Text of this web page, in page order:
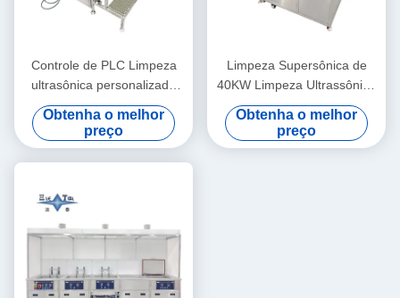
Controle de PLC Limpeza
ultrasônica personalizada
Limpeza supersônica
manual 40KW
Obtenha o melhor
preço
Limpeza Supersônica de
40KW Limpeza Ultrassônica
Manual Personalizada
Obtenha o melhor
preço